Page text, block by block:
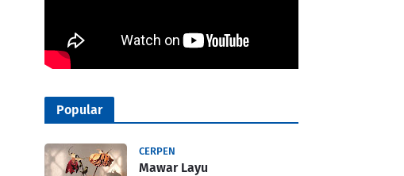
Popular
CERPEN
Mawar Layu